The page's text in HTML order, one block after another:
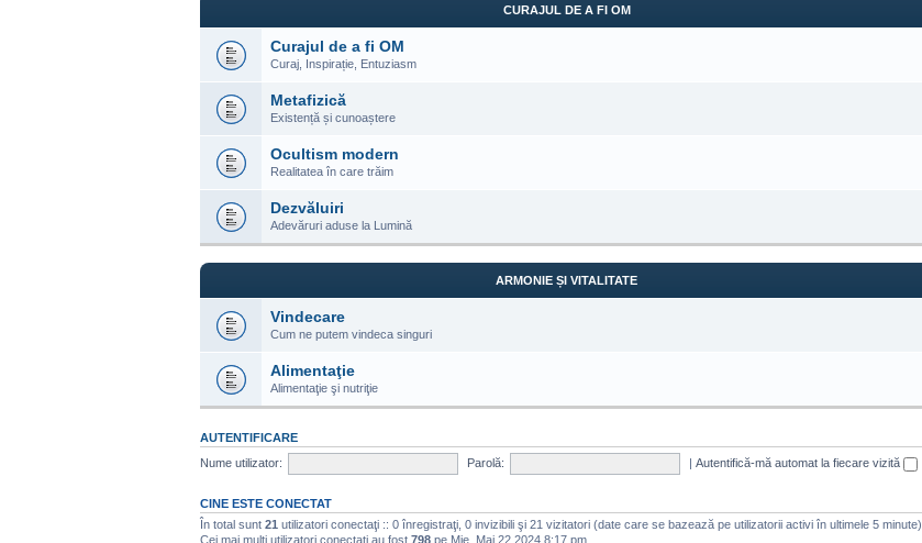
CURAJUL DE A FI OM
Curajul de a fi OM
Curaj, Inspirație, Entuziasm
Metafizică
Existență și cunoaștere
Ocultism modern
Realitatea în care trăim
Dezvăluiri
Adevăruri aduse la Lumină
ARMONIE ȘI VITALITATE
Vindecare
Cum ne putem vindeca singuri
Alimentaţie
Alimentaţie şi nutriţie
AUTENTIFICARE
Nume utilizator:
Parolă: | Autentifică-mă automat la fiecare vizită
CINE ESTE CONECTAT
În total sunt 21 utilizatori conectaţi :: 0 înregistraţi, 0 invizibili şi 21 vizitatori (date care se bazează pe utilizatorii activi în ultimele 5 minute)
Cei mai mulţi utilizatori conectaţi au fost 798 pe Mie, Mai 22 2024 8:17 pm